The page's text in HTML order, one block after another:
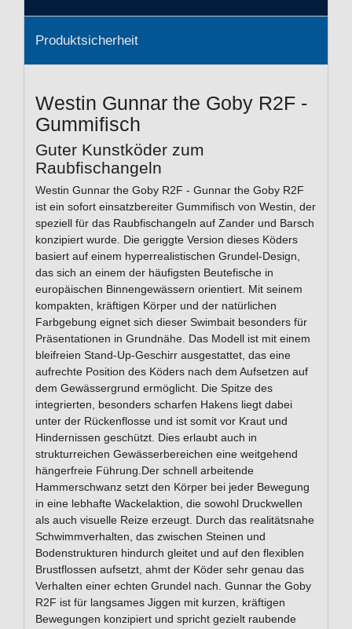
Produktsicherheit
Westin Gunnar the Goby R2F -
Gummifisch
Guter Kunstköder zum
Raubfischangeln
Westin Gunnar the Goby R2F - Gunnar the Goby R2F
ist ein sofort einsatzbereiter Gummifisch von Westin, der
speziell für das Raubfischangeln auf Zander und Barsch
konzipiert wurde. Die geriggte Version dieses Köders
basiert auf einem hyperrealistischen Grundel-Design,
das sich an einem der häufigsten Beutefische in
europäischen Binnengewässern orientiert. Mit seinem
kompakten, kräftigen Körper und der natürlichen
Farbgebung eignet sich dieser Swimbait besonders für
Präsentationen in Grundnähe. Das Modell ist mit einem
bleifreien Stand-Up-Geschirr ausgestattet, das eine
aufrechte Position des Köders nach dem Aufsetzen auf
dem Gewässergrund ermöglicht. Die Spitze des
integrierten, besonders scharfen Hakens liegt dabei
unter der Rückenflosse und ist somit vor Kraut und
Hindernissen geschützt. Dies erlaubt auch in
strukturreichen Gewässerbereichen eine weitgehend
hängerfreie Führung.Der schnell arbeitende
Hammerschwanz setzt den Körper bei jeder Bewegung
in eine lebhafte Wackelaktion, die sowohl Druckwellen
als auch visuelle Reize erzeugt. Durch das realitätsnahe
Schwimmverhalten, das zwischen Steinen und
Bodenstrukturen hindurch gleitet und auf den flexiblen
Brustflossen aufsetzt, ahmt der Köder sehr genau das
Verhalten einer echten Grundel nach. Gunnar the Goby
R2F ist für langsames Jiggen mit kurzen, kräftigen
Bewegungen konzipiert und spricht gezielt raubende